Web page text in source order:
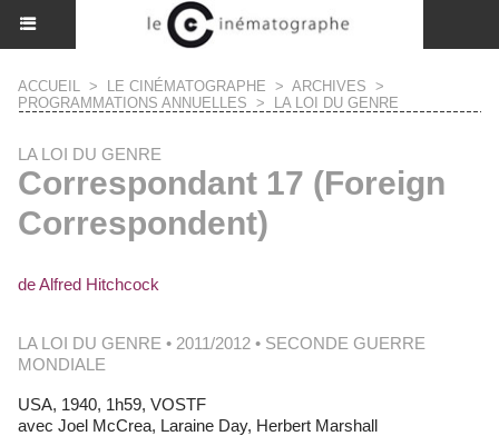
ACCUEIL > LE CINÉMATOGRAPHE > ARCHIVES >
PROGRAMMATIONS ANNUELLES > LA LOI DU GENRE
LA LOI DU GENRE
Correspondant 17 (Foreign
Correspondent)
de Alfred Hitchcock
LA LOI DU GENRE • 2011/2012 • SECONDE GUERRE
MONDIALE
USA, 1940, 1h59, VOSTF
avec Joel McCrea, Laraine Day, Herbert Marshall